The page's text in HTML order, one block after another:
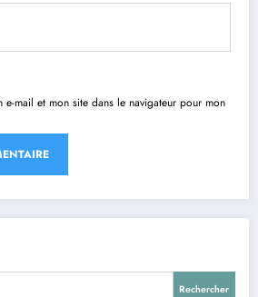
e-mail et mon site dans le navigateur pour mon
Rechercher